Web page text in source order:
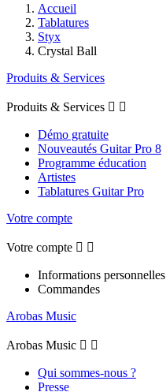
Accueil
Tablatures
Styx
Crystal Ball
Produits & Services
Produits & Services  
Démo gratuite
Nouveautés Guitar Pro 8
Programme éducation
Artistes
Tablatures Guitar Pro
Votre compte
Votre compte  
Informations personnelles
Commandes
Arobas Music
Arobas Music  
Qui sommes-nous ?
Presse